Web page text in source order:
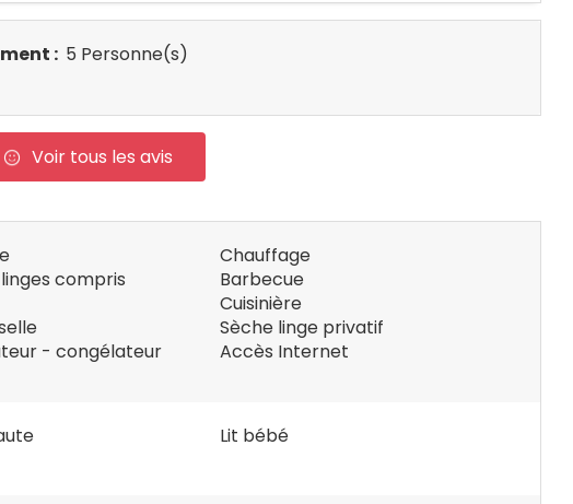
: 5 Personne(s)
Voir tous les avis
compris
- congélateur
Chauffage
Barbecue
Cuisinière
Sèche linge privatif
Accès Internet
Lit bébé